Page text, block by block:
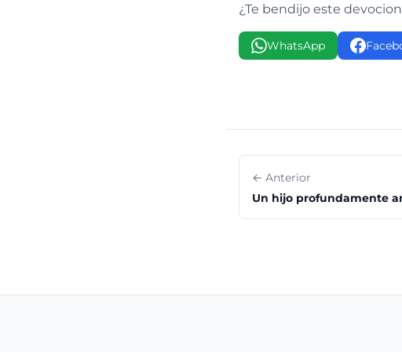
¿Te bendijo este
WhatsApp
← Anterior
Un hijo profundamente